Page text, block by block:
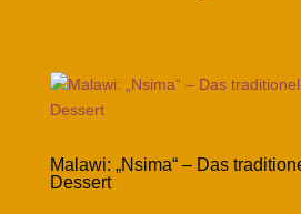
Malawi: „Nsima“ – Das
Dessert